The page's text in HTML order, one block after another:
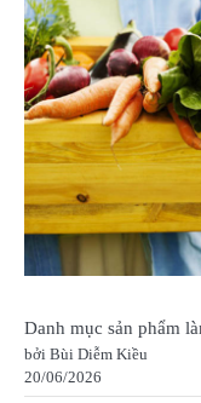
Danh mục sản phẩm
bởi Bùi Diễm Kiều
20/06/2026